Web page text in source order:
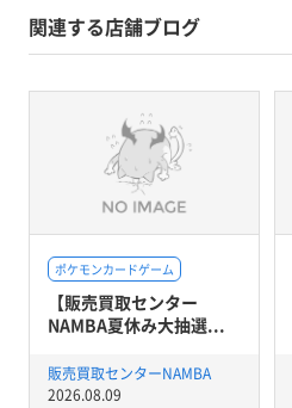
関連する店舗ブログ
ポケモンカードゲーム
【販売買取センター
NAMBA夏休み大抽選...
販売買取センターNAMBA
2026.08.09